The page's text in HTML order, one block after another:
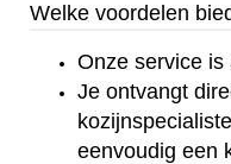
Welke voordelen
Onze service is
Je ontvangt
eenvoudig een